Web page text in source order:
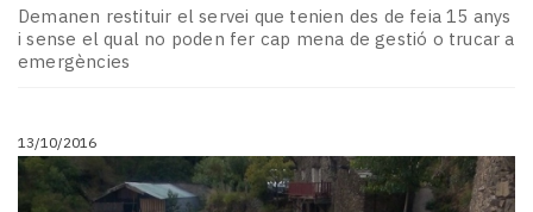
Demanen restituir el servei que tenien des de feia 15 anys
i sense el qual no poden fer cap mena de gestió o trucar a
emergències
13/10/2016